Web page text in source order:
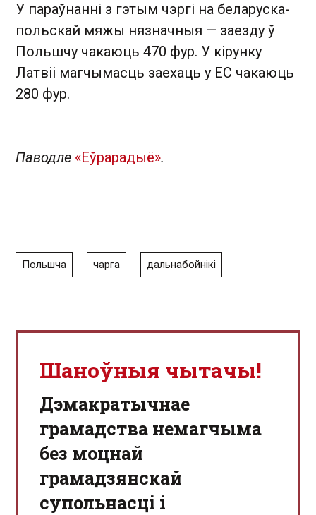
У параўнанні з гэтым чэргі на беларуска-
польскай мяжы нязначныя — заезду ў
Польшчу чакаюць 470 фур. У кірунку
Латвіі магчымасць заехаць у ЕС чакаюць
280 фур.
Паводле «Еўрарадыё».
Польшча чарга дальнабойнікі
Шаноўныя чытачы!
Дэмакратычнае
грамадства немагчыма
без моцнай
грамадзянскай
супольнасці і